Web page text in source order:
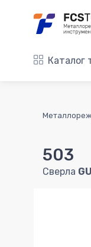
Каталог
503
Сверла